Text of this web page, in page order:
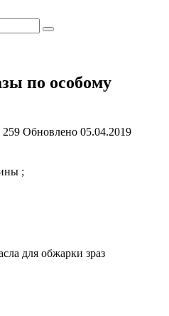
по особому
259 Обновлено 05.04.2019
;
для обжарки зраз